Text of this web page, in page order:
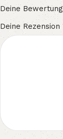
Deine
Deine Rezension